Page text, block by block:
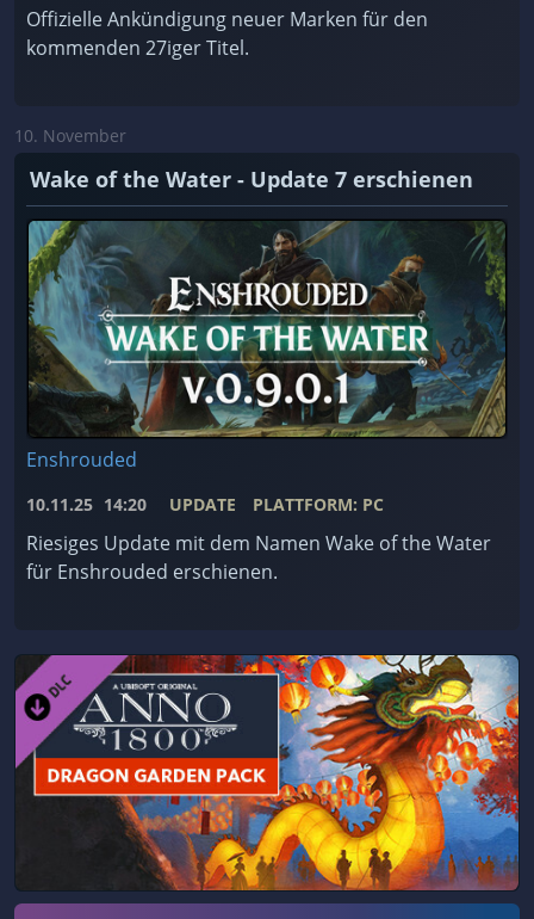
Offizielle Ankündigung neuer Marken für den
kommenden 27iger Titel.
10. November
Wake of the Water - Update 7 erschienen
Enshrouded
10.11.25 14:20 UPDATE PLATTFORM: PC
Riesiges Update mit dem Namen Wake of the Water
für Enshrouded erschienen.